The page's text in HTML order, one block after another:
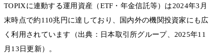
TOPIXに連動する運用資産（ETF・年金信託等）は2024年3月
末時点で約110兆円に達しており、国内外の機関投資家にも広
く利用されています（出典：日本取引所グループ、2025年11
月13日更新）。